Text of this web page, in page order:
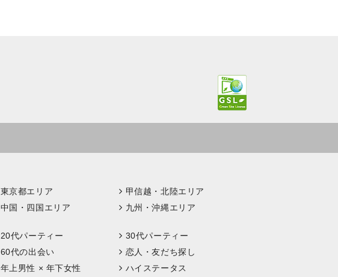
東京都エリア
甲信越・北陸エリア
中国・四国エリア 九州・沖縄エリア
20代パーティー
30代パーティー
60代の出会い
恋人・友だち探し
年上男性 × 年下女性
ハイステータス